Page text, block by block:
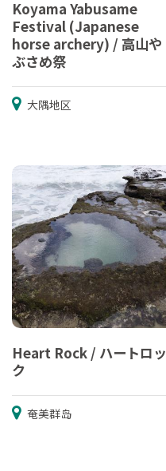
Koyama Yabusame
Festival (Japanese
horse archery) / 高山や
ぶさめ祭
大隅地区
Heart Rock / ハートロッ
ク
奄美群岛